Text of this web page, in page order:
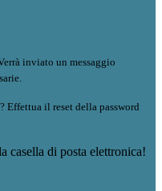
inviato un messaggio
Effettua il reset della password
casella di posta elettronica!